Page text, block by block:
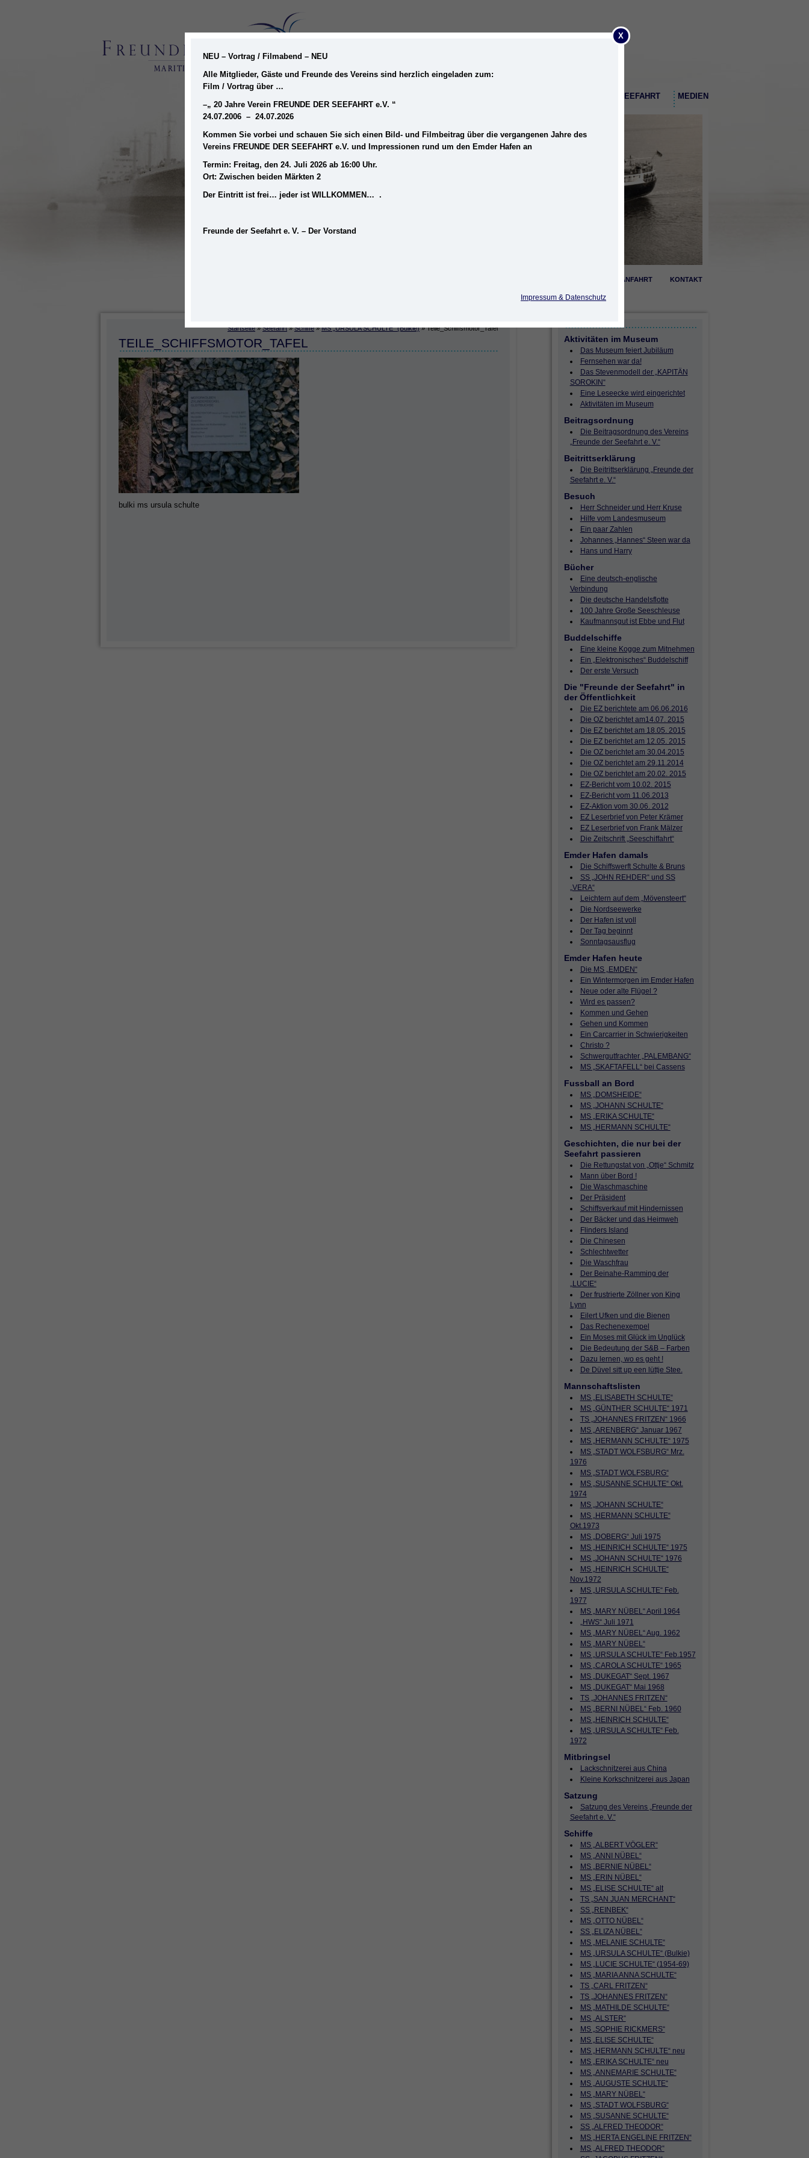
SEEFAHRT MEDIEN
ANFAHRT KONTAKT
Startseite»Seefahrt»Schiffe»MS „URSULA SCHULTE“ (Bulkie)»Teile_Schiffsmotor_Tafel
TEILE_SCHIFFSMOTOR_TAFEL
bulki ms ursula schulte
Aktivitäten im Museum
Das Museum feiert Jubiläum
Fernsehen war da!
Das Stevenmodell der „KAPITÄN
SOROKIN“
Eine Leseecke wird eingerichtet
Aktivitäten im Museum
Beitragsordnung
Die Beitragsordnung des Vereins
„Freunde der Seefahrt e. V.“
Beitrittserklärung
Die Beitrittserklärung „Freunde der
Seefahrt e. V.“
Besuch
Herr Schneider und Herr Kruse
Hilfe vom Landesmuseum
Ein paar Zahlen
Johannes „Hannes“ Steen war da
Hans und Harry
Bücher
Eine deutsch-englische
Verbindung
Die deutsche Handelsflotte
100 Jahre Große Seeschleuse
Kaufmannsgut ist Ebbe und Flut
Buddelschiffe
Eine kleine Kogge zum Mitnehmen
Ein „Elektronisches“ Buddelschiff
Der erste Versuch
Die "Freunde der Seefahrt" in
der Öffentlichkeit
Die EZ berichtete am 06.06.2016
Die OZ berichtet am14.07. 2015
Die EZ berichtet am 18.05. 2015
Die EZ berichtet am 12.05. 2015
Die OZ berichtet am 30.04.2015
Die OZ berichtet am 29.11.2014
Die OZ berichtet am 20.02. 2015
EZ-Bericht vom 10.02. 2015
EZ-Bericht vom 11.06.2013
EZ-Aktion vom 30.06. 2012
EZ Leserbrief von Peter Krämer
EZ Leserbrief von Frank Mälzer
Die Zeitschrift „Seeschiffahrt“
Emder Hafen damals
Die Schiffswerft Schulte & Bruns
SS „JOHN REHDER“ und SS
„VERA“
Leichtern auf dem „Mövensteert“
Die Nordseewerke
Der Hafen ist voll
Der Tag beginnt
Sonntagsausflug
Emder Hafen heute
Die MS „EMDEN“
Ein Wintermorgen im Emder Hafen
Neue oder alte Flügel ?
Wird es passen?
Kommen und Gehen
Gehen und Kommen
Ein Carcarrier in Schwierigkeiten
Christo ?
Schwergutfrachter „PALEMBANG“
MS „SKAFTAFELL“ bei Cassens
Fussball an Bord
MS „DOMSHEIDE“
MS „JOHANN SCHULTE“
MS „ERIKA SCHULTE“
MS „HERMANN SCHULTE“
Geschichten, die nur bei der
Seefahrt passieren
Die Rettungstat von „Ottje“ Schmitz
Mann über Bord !
Die Waschmaschine
Der Präsident
Schiffsverkauf mit Hindernissen
Der Bäcker und das Heimweh
Flinders Island
Die Chinesen
Schlechtwetter
Die Waschfrau
Der Beinahe-Ramming der
„LUCIE“
Der frustrierte Zöllner von King
Lynn
Eilert Ufken und die Bienen
Das Rechenexempel
Ein Moses mit Glück im Unglück
Die Bedeutung der S&B – Farben
Dazu lernen, wo es geht !
De Düvel sitt up een lüttje Stee.
Mannschaftslisten
MS „ELISABETH SCHULTE“
MS „GÜNTHER SCHULTE“ 1971
TS „JOHANNES FRITZEN“ 1966
MS „ARENBERG“ Januar 1967
MS „HERMANN SCHULTE“ 1975
MS „STADT WOLFSBURG“ Mrz.
1976
MS „STADT WOLFSBURG“
MS „SUSANNE SCHULTE“ Okt.
1974
MS „JOHANN SCHULTE“
MS „HERMANN SCHULTE“
Okt.1973
MS „DOBERG“ Juli 1975
MS „HEINRICH SCHULTE“ 1975
MS „JOHANN SCHULTE“ 1976
MS „HEINRICH SCHULTE“
Nov.1972
MS „URSULA SCHULTE“ Feb.
1977
MS „MARY NÜBEL“ April 1964
„HWS“ Juli 1971
MS „MARY NÜBEL“ Aug. 1962
MS „MARY NÜBEL“
MS „URSULA SCHULTE“ Feb.1957
MS „CAROLA SCHULTE“ 1965
MS „DUKEGAT“ Sept. 1967
MS „DUKEGAT“ Mai 1968
TS „JOHANNES FRITZEN“
MS „BERNI NÜBEL“ Feb. 1960
MS „HEINRICH SCHULTE“
MS „URSULA SCHULTE“ Feb.
1972
Mitbringsel
Lackschnitzerei aus China
Kleine Korkschnitzerei aus Japan
Satzung
Satzung des Vereins „Freunde der
Seefahrt e. V.“
Schiffe
MS „ALBERT VÖGLER“
MS „ANNI NÜBEL“
MS „BERNIE NÜBEL“
MS „ERIN NÜBEL“
MS „ELISE SCHULTE“ alt
TS „SAN JUAN MERCHANT“
SS „REINBEK“
MS „OTTO NÜBEL“
SS „ELIZA NÜBEL“
MS „MELANIE SCHULTE“
MS „URSULA SCHULTE“ (Bulkie)
MS „LUCIE SCHULTE“ (1954-69)
MS „MARIA ANNA SCHULTE“
TS „CARL FRITZEN“
TS „JOHANNES FRITZEN“
MS „MATHILDE SCHULTE“
MS „ALSTER“
MS „SOPHIE RICKMERS“
MS „ELISE SCHULTE“
MS „HERMANN SCHULTE“ neu
MS „ERIKA SCHULTE“ neu
MS „ANNEMARIE SCHULTE“
MS „AUGUSTE SCHULTE“
MS „MARY NÜBEL“
MS „STADT WOLFSBURG“
MS „SUSANNE SCHULTE“
SS „ALFRED THEODOR“
MS „HERTA ENGELINE FRITZEN“
MS „ALFRED THEODOR“
NEU – Vortrag / Filmabend – NEU
Alle Mitglieder, Gäste und Freunde des Vereins sind herzlich eingeladen zum:
Film / Vortrag über …
–„ 20 Jahre Verein FREUNDE DER SEEFAHRT e.V. “
24.07.2006 – 24.07.2026
Kommen Sie vorbei und schauen Sie sich einen Bild- und Filmbeitrag über die vergangenen Jahre des
Vereins FREUNDE DER SEEFAHRT e.V. und Impressionen rund um den Emder Hafen an
Termin: Freitag, den 24. Juli 2026 ab 16:00 Uhr.
Ort: Zwischen beiden Märkten 2
Der Eintritt ist frei… jeder ist WILLKOMMEN… .
Freunde der Seefahrt e. V. – Der Vorstand
X
Impressum & Datenschutz